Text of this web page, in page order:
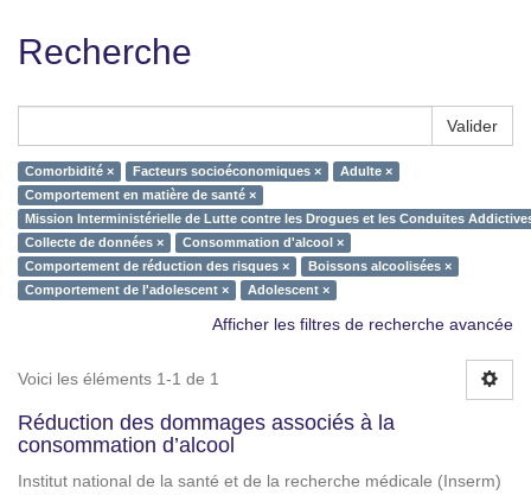
Recherche
Valider
Comorbidité × Facteurs socioéconomiques ×
Adulte ×
Comportement en matière de santé ×
Mission Interministérielle de Lutte contre les Drogues et les Conduites
Collecte de données ×
Consommation d'alcool ×
Comportement de réduction des risques ×
Boissons alcoolisées ×
Comportement de l'adolescent ×
Adolescent ×
Afficher les filtres de recherche avancée
Voici les éléments 1-1 de 1
Réduction des dommages associés à la
consommation d’alcool
Institut national de la santé et de la recherche médicale (Inserm)